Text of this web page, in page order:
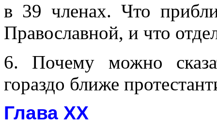
в 39 членах. Что
Православной, и что
6. Почему можно
гораздо ближе
Глава XX